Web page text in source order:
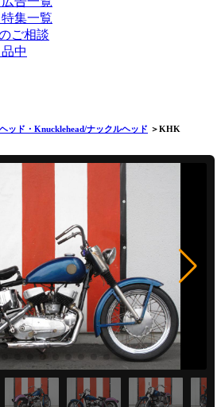
集一覧
ご相談
中
ッド・Knucklehead/ナックルヘッド ＞KHK